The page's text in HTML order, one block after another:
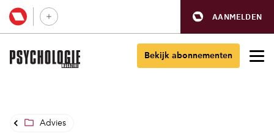
AANMELDEN
Bekijk abonnementen
Advies